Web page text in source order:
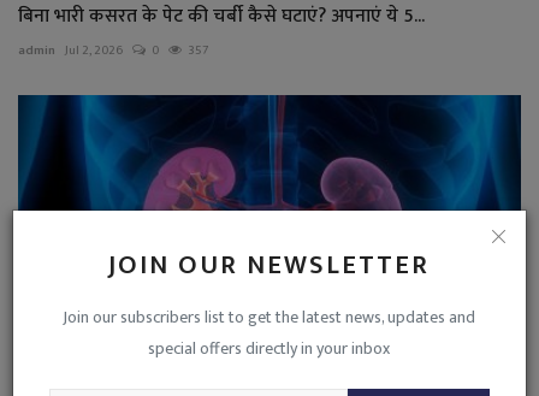
JOIN OUR NEWSLETTER
Join our subscribers list to get the latest news, updates and
special offers directly in your inbox
बिना भारी कसरत के पेट की चर्बी कैसे घटाएं? अपनाएं ये 5...
admin Jul 2, 2026 0 357